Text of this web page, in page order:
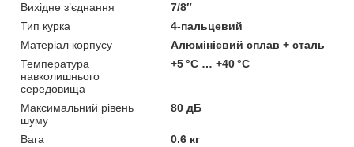
Вихідне з’єднання
7/8″
Тип курка
4-пальцевий
Матеріал корпусу
Алюмінієвий сплав + сталь
Температура
навколишнього
середовища
+5 °C … +40 °C
Максимальний рівень
шуму
80 дБ
Вага
0.6 кг